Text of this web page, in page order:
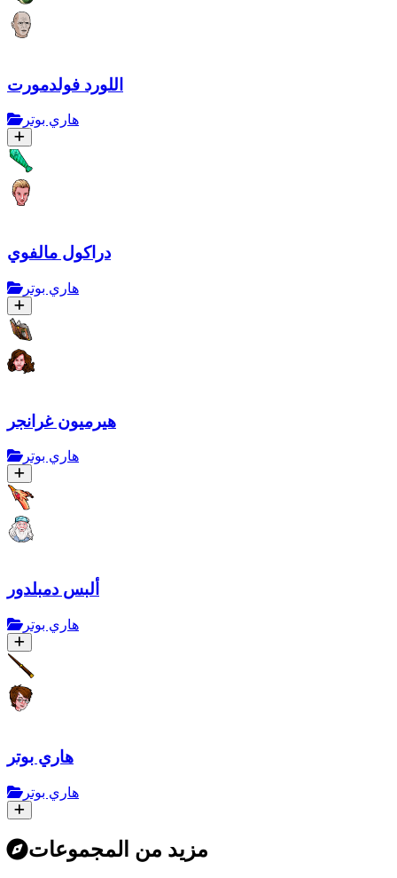
اللورد فولدمورت
هاري بوتر
دراكول مالفوي
هاري بوتر
هيرميون غرانجر
هاري بوتر
ألبس دمبلدور
هاري بوتر
هاري بوتر
هاري بوتر
مزيد من المجموعات